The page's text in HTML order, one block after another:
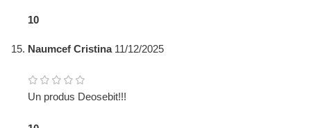
10
Naumcef Cristina 11/12/2025
Un produs Deosebit!!!